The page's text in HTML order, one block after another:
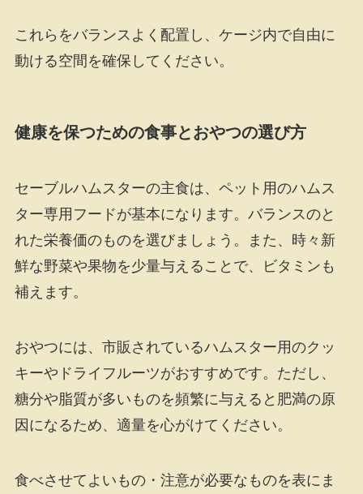
これらをバランスよく配置し、ケージ内で自由に
動ける空間を確保してください。
健康を保つための食事とおやつの選び方
セーブルハムスターの主食は、ペット用のハムス
ター専用フードが基本になります。バランスのと
れた栄養価のものを選びましょう。また、時々新
鮮な野菜や果物を少量与えることで、ビタミンも
補えます。
おやつには、市販されているハムスター用のクッ
キーやドライフルーツがおすすめです。ただし、
糖分や脂質が多いものを頻繁に与えると肥満の原
因になるため、適量を心がけてください。
食べさせてよいもの・注意が必要なものを表にま